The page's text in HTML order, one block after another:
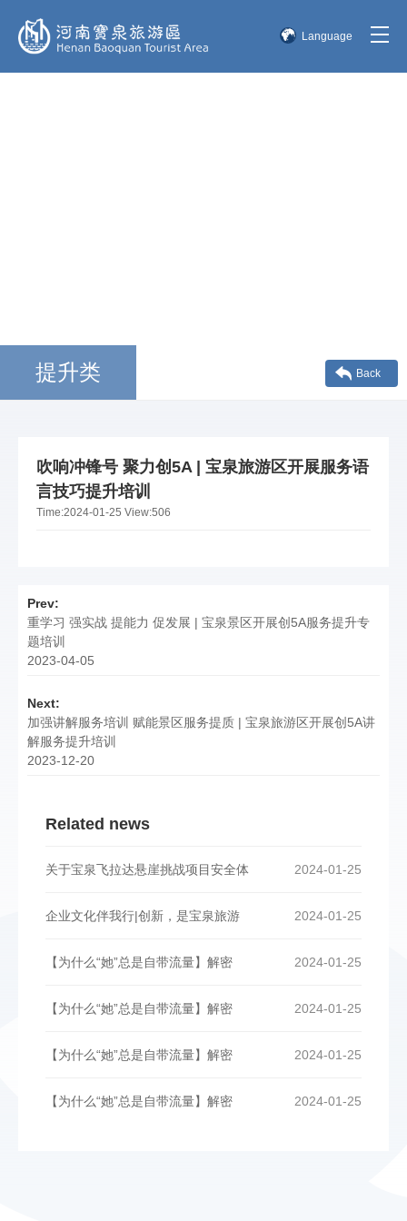
Language
提升类 Back
吹响冲锋号 聚力创5A | 宝泉旅游区开展服务语
言技巧提升培训
Time:2024-01-25 View:506
Prev:
重学习 强实战 提能力 促发展 | 宝泉景区开展创5A服务提升专
题培训
2023-04-05
Next:
加强讲解服务培训 赋能景区服务提质 | 宝泉旅游区开展创5A讲
解服务提升培训
2023-12-20
Related news
2024-01-25
关于宝泉飞拉达悬崖挑战项目安全体
2024-01-25
企业文化伴我行|创新，是宝泉旅游
2024-01-25
【为什么“她”总是自带流量】解密
2024-01-25
【为什么“她”总是自带流量】解密
2024-01-25
【为什么“她”总是自带流量】解密
2024-01-25
【为什么“她”总是自带流量】解密